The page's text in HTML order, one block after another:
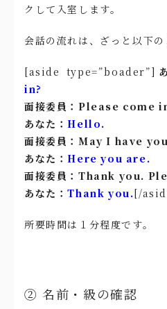
クして入室します。
会話の流れは、ざっと以下の
[aside type=”boader”]
in?
面接委員：Please come
あなた：Hello.
面接委員：May I have
あなた：Here you are.
面接委員：Thank you.
あなた：Thank you.[/
所要時間は１分程度です。
② 名前・級の確認